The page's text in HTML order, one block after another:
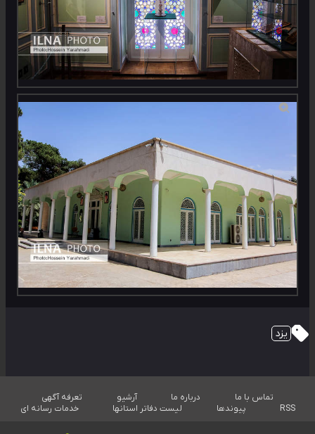
یزد
تماس با ما درباره ما آرشیو
تعرفه آگهی
RSS
پیوندها لیست دفاتر استانها خدمات رسانه ای